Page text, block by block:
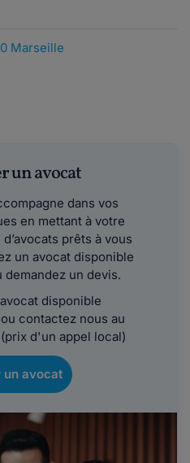
Marseille
un avocat
dans vos
en mettant à votre
prêts à vous
un avocat disponible
demandez un devis.
disponible
contactez nous au
d'un appel local)
un avocat